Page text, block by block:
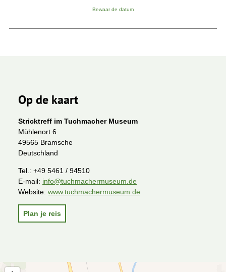
Bewaar de datum
Op de kaart
Stricktreff im Tuchmacher Museum
Mühlenort 6
49565 Bramsche
Deutschland
Tel.: +49 5461 / 94510
E-mail: info@tuchmachermuseum.de
Website: www.tuchmachermuseum.de
Plan je reis